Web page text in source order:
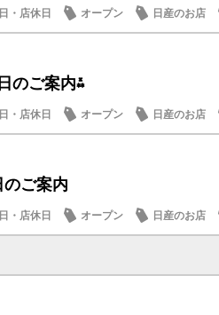
・店休日 オープン 日産のお店
のご案内⁂
・店休日 オープン 日産のお店
のご案内
・店休日 オープン 日産のお店